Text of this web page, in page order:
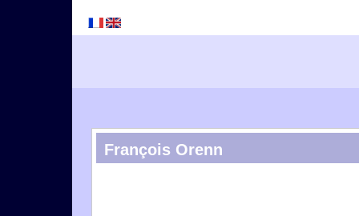
François Orenn